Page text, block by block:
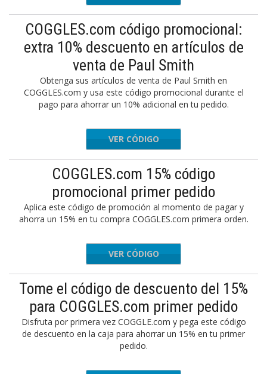
COGGLES.com código promocional:
extra 10% descuento en artículos de
venta de Paul Smith
Obtenga sus artículos de venta de Paul Smith en
COGGLES.com y usa este código promocional durante el
pago para ahorrar un 10% adicional en tu pedido.
PS10
VER CÓDIGO
COGGLES.com 15% código
promocional primer pedido
Aplica este código de promoción al momento de pagar y
ahorra un 15% en tu compra COGGLES.com primera orden.
EWCOG15
VER CÓDIGO
Tome el código de descuento del 15%
para COGGLES.com primer pedido
Disfruta por primera vez COGGLE.com y pega este código
de descuento en la caja para ahorrar un 15% en tu primer
pedido.